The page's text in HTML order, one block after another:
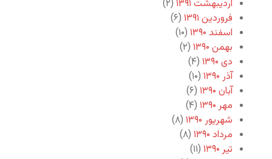
اردیبهشت ۱۳۹۱
(۲)
فروردین ۱۳۹۱
(۶)
اسفند ۱۳۹۰
(۱۰)
بهمن ۱۳۹۰
(۲)
دی ۱۳۹۰
(۴)
آذر ۱۳۹۰
(۱۰)
آبان ۱۳۹۰
(۶)
مهر ۱۳۹۰
(۴)
شهریور ۱۳۹۰
(۸)
مرداد ۱۳۹۰
(۸)
تیر ۱۳۹۰
(۱۱)